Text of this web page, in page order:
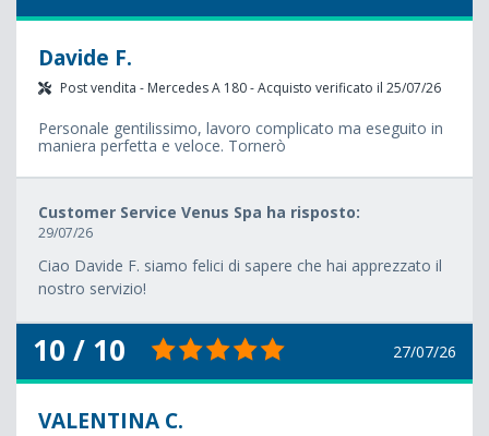
Davide F.
Post vendita - Mercedes A 180 - Acquisto verificato il 25/07/26
Personale gentilissimo, lavoro complicato ma eseguito in
maniera perfetta e veloce. Tornerò
Customer Service Venus Spa ha risposto:
29/07/26
Ciao Davide F. siamo felici di sapere che hai apprezzato il
nostro servizio!
10 / 10 27/07/26
VALENTINA C.